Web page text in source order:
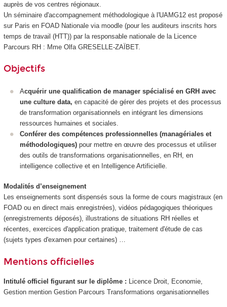
auprès de vos centres régionaux.
Un séminaire d'accompagnement méthodologique à l'UAMG12 est proposé
sur Paris en FOAD Nationalevia moodle (pour les auditeurs inscrits hors
temps de travail (HTT)) par la responsable nationale de la Licence
Parcours RH : Mme Olfa GRESELLE-ZAÏBET.
Objectifs
Acquérir une qualification de manager spécialisé en GRH avec
une culture data, en capacité de gérer des projets et des processus
de transformation organisationnels en intégrant les dimensions
ressources humaines et sociales.
Conférer des compétences professionnelles (managériales et
méthodologiques) pour mettre en œuvre des processus et utiliser
des outils de transformations organisationnelles, en RH, en
intelligence collective et en Intelligence Artificielle.
Modalités d’enseignement
Les enseignements sont dispensés sous la forme de cours magistraux (en
FOADou en direct mais enregistrées), vidéos pédagogiques théoriques
(enregistrements déposés), illustrations de situations RH réelles et
récentes, exercices d'application pratique, traitement d'étude de cas
(sujets types d'examen pour certaines) …
Mentions officielles
Intitulé officiel figurant sur le diplôme : Licence Droit, Economie,
Gestion mention Gestion Parcours Transformations organisationnelles